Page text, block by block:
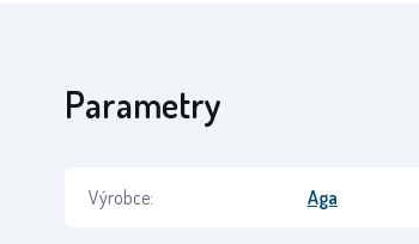
Parametry
Výrobce: Aga